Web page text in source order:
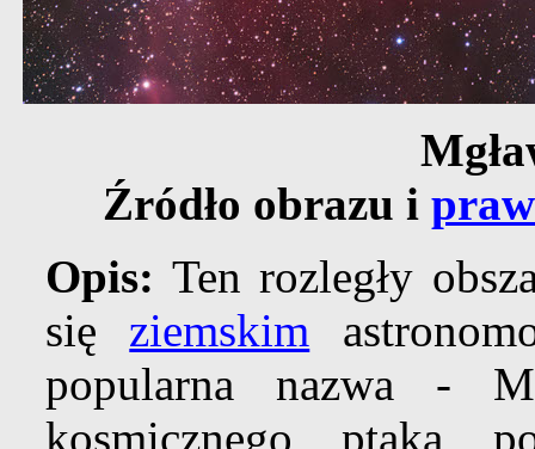
Źródło obrazu i
Opis:Ten rozległy
się ziemskim
popularna nazwa -
kosmicznego ptaka